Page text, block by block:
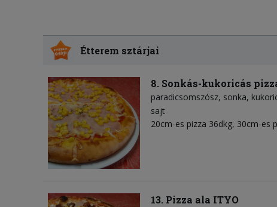
Étterem sztárjai
8. Sonkás-kukoricás
paradicsomszósz sonka
sajt
20cm-es pizza 36dkg, 30cm-es
13. Pizza ala ITYO